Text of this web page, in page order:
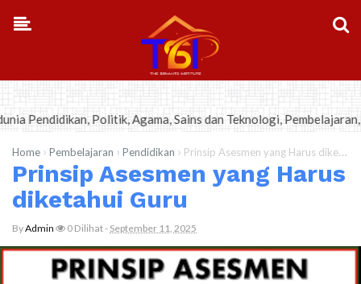
Agama, Sains dan Teknologi, Pembelajaran,
Home › Pembelajaran › Pendidikan › Prinsip Asesmen yang Harus diketahui Guru
Prinsip Asesmen yang Harus
diketahui Guru
ByAdmin 0 Dilihat- September 11, 2025